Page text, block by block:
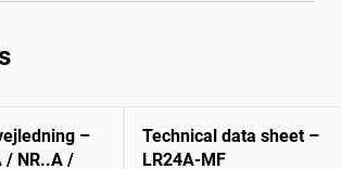
–
/ NR..A /
Technical data sheet –
LR24A-MF